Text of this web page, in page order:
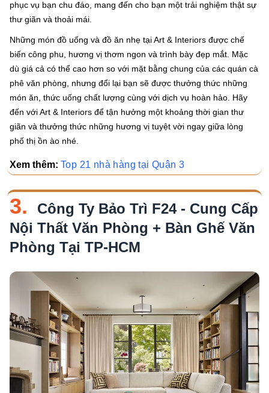
phục vụ bạn chu đáo, mang đến cho bạn một trải nghiệm thật sự
thư giãn và thoải mái.
Những món đồ uống và đồ ăn nhẹ tại Art & Interiors được chế
biến công phu, hương vị thơm ngon và trình bày đẹp mắt. Mặc
dù giá cả có thể cao hơn so với mặt bằng chung của các quán cà
phê văn phòng, nhưng đổi lại bạn sẽ được thưởng thức những
món ăn, thức uống chất lượng cùng với dịch vụ hoàn hảo. Hãy
đến với Art & Interiors để tận hưởng một khoảng thời gian thư
giãn và thưởng thức những hương vị tuyệt vời ngay giữa lòng
phố thị ồn ào nhé.
Xem thêm: Top 21 nhà hàng tại Quận 3
3.
Công Ty Bảo Trì F24 - Cung Cấp
Nội Thất Văn Phòng + Bàn Ghế Văn
Phòng Tại TP-HCM